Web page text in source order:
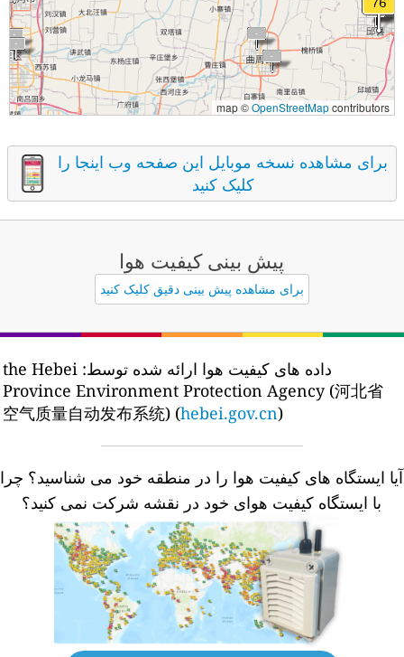
map ©OpenStreetMapcontributors
برای مشاهده نسخه موبایل این صفحه وب اینجا را
کلیک کنید
پیش بینی کیفیت هوا
برای مشاهده پیش بینی دقیق کلیک کنید
داده های کیفیت هوا ارائه شده توسط: the Hebei
Province Environment Protection Agency (河北省
空气质量自动发布系统) (hebei.gov.cn)
ایستگاه های کیفیت هوا را در منطقه خود می شناسید؟ چرا
با ایستگاه کیفیت هوای خود در نقشه شرکت نمی کنید؟